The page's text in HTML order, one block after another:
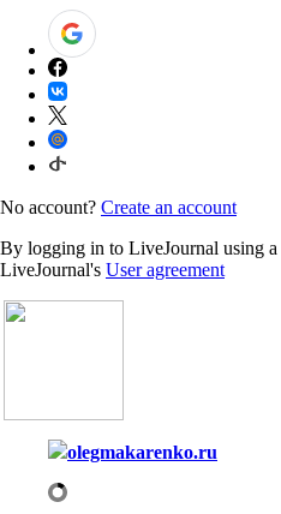
No account? Create an account
By logging in to LiveJournal using
LiveJournal's User agreement
olegmakarenko.ru